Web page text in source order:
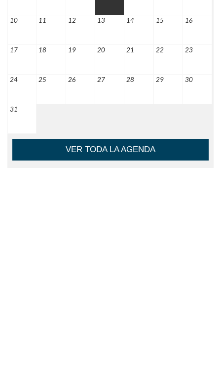
10 11 12 13 14 15 16
17 18 19 20 21 22 23
24 25 26 27 28 29 30
31
VER TODA LA AGENDA